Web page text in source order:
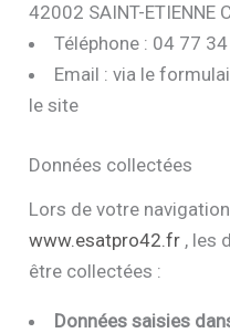
42002 SAINT-ETIENNE
Téléphone : 04 77
Email : via le
le site
Données collectées
Lors de votre
www.esatpro42.fr , les
être collectées :
Données saisies